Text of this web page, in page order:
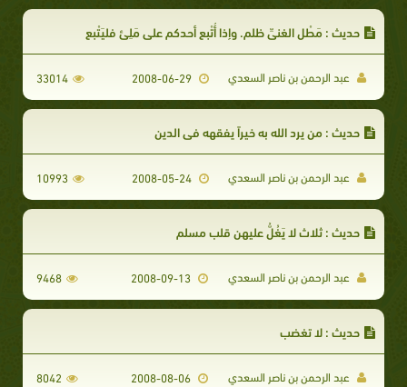
حديث : مَطْل الغنيِّ ظلم. وإذا أُتْبع أحدكم على مَلِئٍ فليَتْبع
عبد الرحمن بن ناصر السعدي 33014
حديث : من يرد الله به خيراً يفقهه في الدين
عبد الرحمن بن ناصر السعدي 10993
حديث : ثلاث لا يَغُلُّ عليهن قلب مسلم
عبد الرحمن بن ناصر السعدي 2008-09-13
9468
حديث : لا تغضب
عبد الرحمن بن ناصر السعدي 2008-08-06
8042